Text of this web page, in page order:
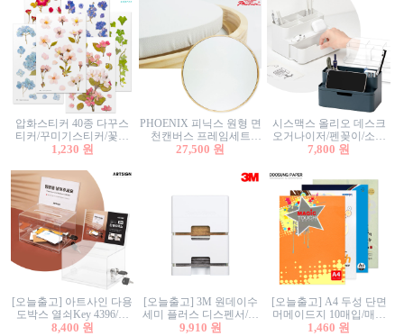
압화스티커 40종 다꾸스
티커/꾸미기스티커/꽃스
티커/압화꽃책갈피/팬시
1,230 원
PHOENIX 피닉스 원형 면
천캔버스 프레임세트
30cm/원형캔버스/플로팅
27,500 원
시스맥스 올리오 데스크
오거나이저/펜꽂이/소품
꽂이/소품함/정리함/수납
7,800 원
[오늘출고] 아트사인 다용
도박스 열쇠Key 4396/투
표함/건의함/모금함/응모
8,400 원
[오늘출고] 3M 원데이수
세미 플러스 디스펜서/소
프트수세미5매+강력수세
9,910 원
[오늘출고] A4 두성 단면
머메이드지 10매입/매직
터치/색지/색상지/색복사
1,460 원